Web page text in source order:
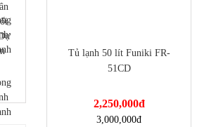
https://dienmayminhan.com/tu-
Tủ lạnh 50 lít Funiki FR-
51CD
2,250,000đ
3,000,000đ